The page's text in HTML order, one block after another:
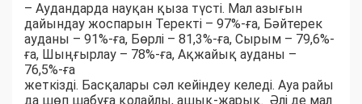
– Аудандарда науқан қыза түсті. Мал азығын
дайындау жоспарын Теректі – 97%-ға, Бәйтерек
ауданы – 91%-ға, Бөрлі – 81,3%-ға, Сырым – 79,6%-
ға, Шыңғырлау – 78%-ға, Ақжайық ауданы –
76,5%-ға
жеткізді. Басқалары сәл кейіндеу келеді. Ауа райы
да шөп шабуға қолайлы, ашық-жарық. Әлі де мал